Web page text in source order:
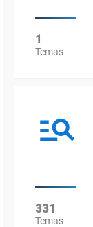
1
Temas
331
Temas